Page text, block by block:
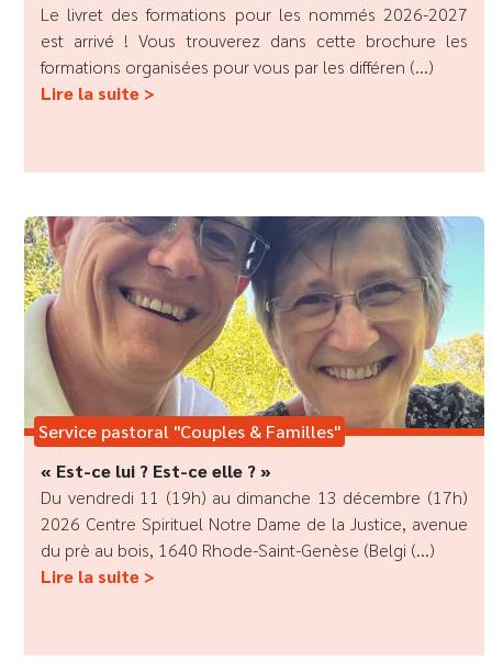
Le livret des formations pour les nommés 2026-2027
est arrivé ! Vous trouverez dans cette brochure les
formations organisées pour vous par les différen (...)
Lire la suite >
Service pastoral "Couples & Familles"
« Est-ce lui ? Est-ce elle ? »
Du vendredi 11 (19h) au dimanche 13 décembre (17h)
2026 Centre Spirituel Notre Dame de la Justice, avenue
du prè au bois, 1640 Rhode-Saint-Genèse (Belgi (...)
Lire la suite >